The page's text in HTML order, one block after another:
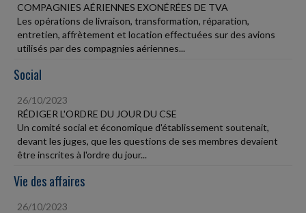
COMPAGNIES AÉRIENNES EXONÉRÉES DE TVA
Les opérations de livraison, transformation, réparation,
entretien, affrètement et location effectuées sur des avions
utilisés par des compagnies aériennes...
Social
26/10/2023
RÉDIGER L'ORDRE DU JOUR DU CSE
Un comité social et économique d'établissement soutenait,
devant les juges, que les questions de ses membres devaient
être inscrites à l'ordre du jour...
Vie des affaires
26/10/2023